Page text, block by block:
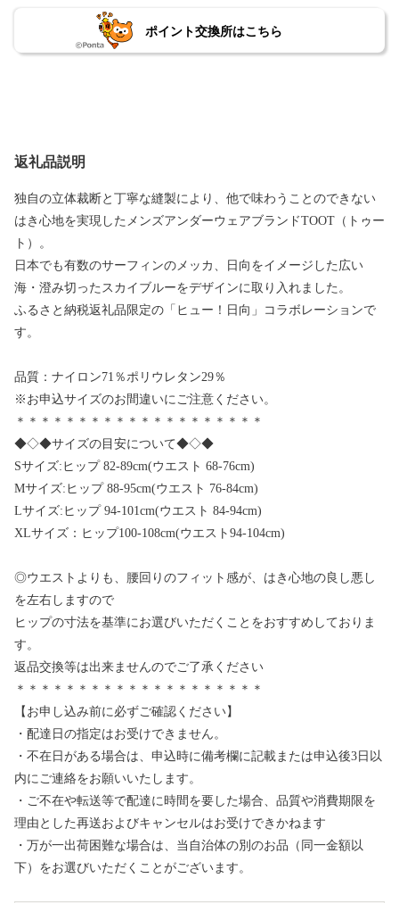
ポイント交換所はこちら
返礼品説明
独自の立体裁断と丁寧な縫製により、他で味わうことのできない
はき心地を実現したメンズアンダーウェアブランドTOOT（トゥー
ト）。
日本でも有数のサーフィンのメッカ、日向をイメージした広い
海・澄み切ったスカイブルーをデザインに取り入れました。
ふるさと納税返礼品限定の「ヒュー！日向」コラボレーションで
す。
品質：ナイロン71％ポリウレタン29％
※お申込サイズのお間違いにご注意ください。
＊＊＊＊＊＊＊＊＊＊＊＊＊＊＊＊＊＊＊＊
◆◇◆サイズの目安について◆◇◆
Sサイズ:ヒップ 82-89cm(ウエスト 68-76cm)
Mサイズ:ヒップ 88-95cm(ウエスト 76-84cm)
Lサイズ:ヒップ 94-101cm(ウエスト 84-94cm)
XLサイズ：ヒップ100-108cm(ウエスト94-104cm)
◎ウエストよりも、腰回りのフィット感が、はき心地の良し悪し
を左右しますので
ヒップの寸法を基準にお選びいただくことをおすすめしておりま
す。
返品交換等は出来ませんのでご了承ください
＊＊＊＊＊＊＊＊＊＊＊＊＊＊＊＊＊＊＊＊
【お申し込み前に必ずご確認ください】
・配達日の指定はお受けできません。
・不在日がある場合は、申込時に備考欄に記載または申込後3日以
内にご連絡をお願いいたします。
・ご不在や転送等で配達に時間を要した場合、品質や消費期限を
理由とした再送およびキャンセルはお受けできかねます
・万が一出荷困難な場合は、当自治体の別のお品（同一金額以
下）をお選びいただくことがございます。